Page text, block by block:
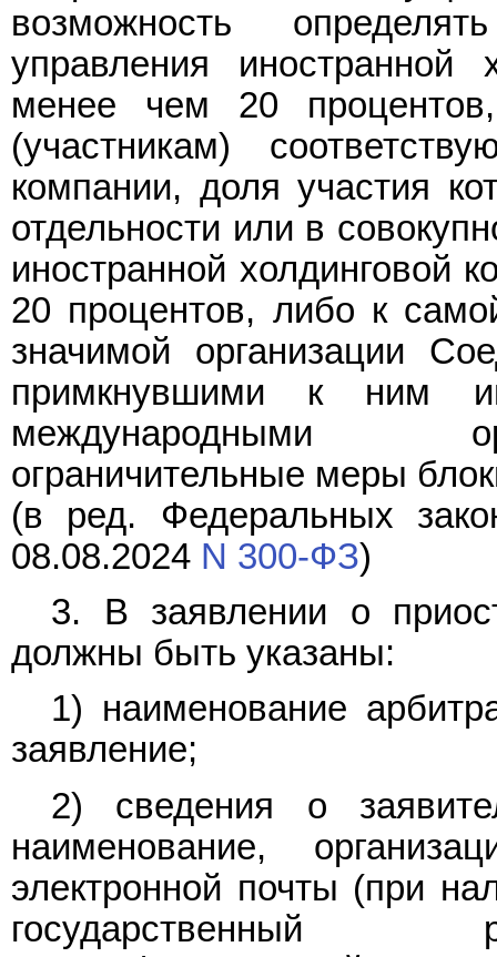
возможность
управления иностранной
менее чем 20
(участникам)
компании, доля участия
отдельности или в
иностранной холдинговой
20 процентов, либо к
значимой организации
примкнувшими к ним
международными
ограничительные меры
(в ред. Федеральных
08.08.2024 N 300-ФЗ)
3. В заявлении о
должны быть указаны:
1) наименование
заявление;
2) сведения о
наименование,
электронной почты (при
государственный